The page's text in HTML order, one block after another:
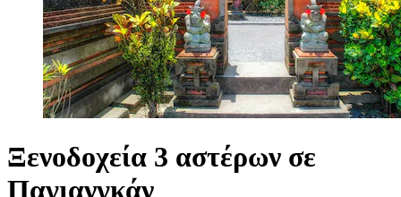
Ξενοδοχεία 3 αστέρων σε
Παγιανγκάν